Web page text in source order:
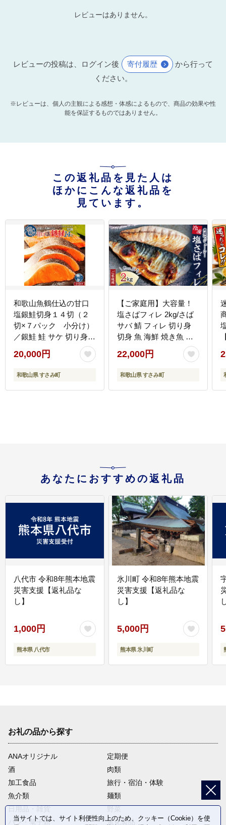
レビューはありません。
レビューの投稿は、ログイン後 寄付履歴
から行って
ください。
※レビューは、個人の主観による感想・体感によるもので、商品の効果や性
能を保証するものではありません。
この返礼品を見た人は
ほかにこんな返礼品を
見ています。
和歌山魚鶴仕込の甘口
塩銀鮭切身１４切（２
切×７パック 小分け）
／銀鮭 鮭 サケ 切り身
切身 魚 海鮮 焼き魚 お
かず 【uot768B】
20,000円
和歌山県 すさみ町
【ご家庭用】大容量！
塩さばフィレ 2kg/さば
サバ 鯖 フィレ 切り身
切身 魚 海鮮 焼き魚 お
かず【uot762B】
22,000円
和歌山県 すさみ町
あなたにおすすめの返礼品
八代市 令和8年熊本地震
災害支援【返礼品な
し】
1,000円
熊本県 八代市
氷川町 令和8年熊本地震
災害支援【返礼品な
し】
5,000円
熊本県 氷川町
お礼の品から探す
ANAオリジナル
定期便
酒
肉類
加工食品
旅行・宿泊・体験
魚介類
麺類
パン・菓子類
電化製品
当サイトでは、サイト利便性向上のため、クッキー（Cookie）を使